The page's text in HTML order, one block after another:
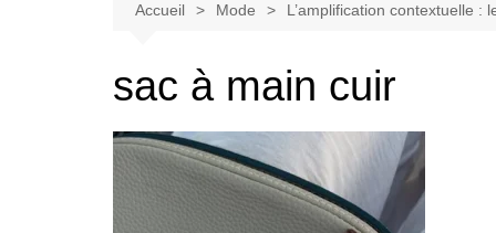
Accueil Mode L’amplification contextuelle :
sac à main cuir